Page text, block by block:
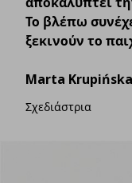
Το βλέπω
ξεκινούν το
Marta Krupińska
Σχεδιάστρια